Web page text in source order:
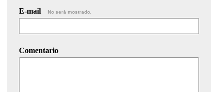
E-mail No será mostrado.
Comentario